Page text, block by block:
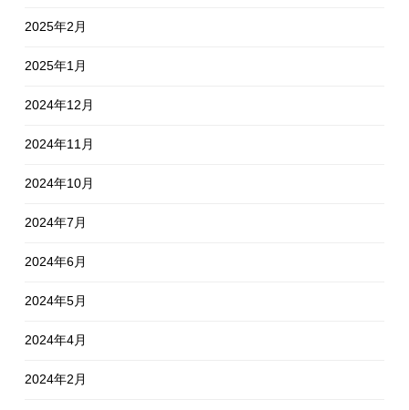
2025年2月
2025年1月
2024年12月
2024年11月
2024年10月
2024年7月
2024年6月
2024年5月
2024年4月
2024年2月